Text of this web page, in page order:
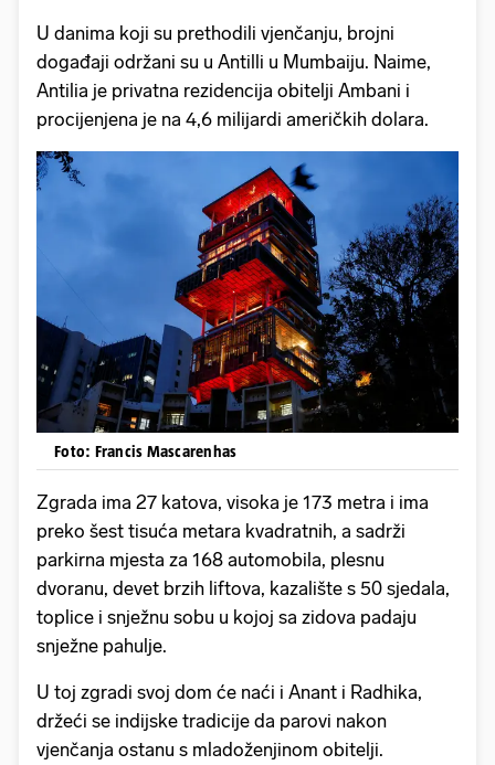
U danima koji su prethodili vjenčanju, brojni
događaji održani su u Antilli u Mumbaiju. Naime,
Antilia je privatna rezidencija obitelji Ambani i
procijenjena je na 4,6 milijardi američkih dolara.
Foto: Francis Mascarenhas
Zgrada ima 27 katova, visoka je 173 metra i ima
preko šest tisuća metara kvadratnih, a sadrži
parkirna mjesta za 168 automobila, plesnu
dvoranu, devet brzih liftova, kazalište s 50 sjedala,
toplice i snježnu sobu u kojoj sa zidova padaju
snježne pahulje.
U toj zgradi svoj dom će naći i Anant i Radhika,
držeći se indijske tradicije da parovi nakon
vjenčanja ostanu s mladoženjinom obitelji.